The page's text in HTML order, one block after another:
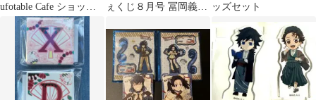
ufotable Cafe ショップ
カード
ぇくじ８月号 冨岡義勇 ッズセット